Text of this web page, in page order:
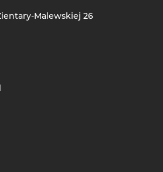
Malewskiej 26